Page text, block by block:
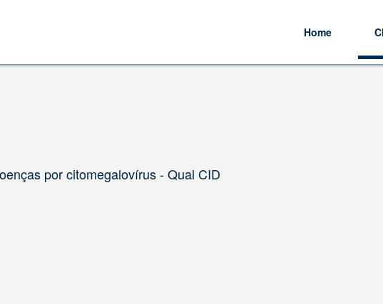
Home
por citomegalovírus - Qual CID